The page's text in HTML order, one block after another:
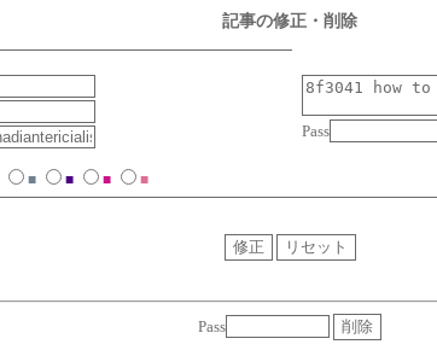
記事の修正・削除
Pass
■ ■ ■ ■
Pass